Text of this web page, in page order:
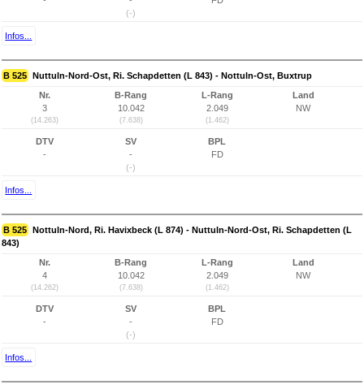
(-)
Infos...
B 525 Nuttuln-Nord-Ost, Ri. Schapdetten (L 843) - Nottuln-Ost, Buxtrup
Nr.
3
(14.263)
B-Rang
10.042
(7.638)
L-Rang
2.049
(1.462)
Land
NW
DTV
-
SV
-
(-)
BPL
FD
Infos...
B 525 Nottuln-Nord, Ri. Havixbeck (L 874) - Nuttuln-Nord-Ost, Ri. Schapdetten (L
843)
Nr.
4
(14.262)
B-Rang
10.042
(7.638)
L-Rang
2.049
(1.462)
Land
NW
DTV
-
SV
-
(-)
BPL
FD
Infos...